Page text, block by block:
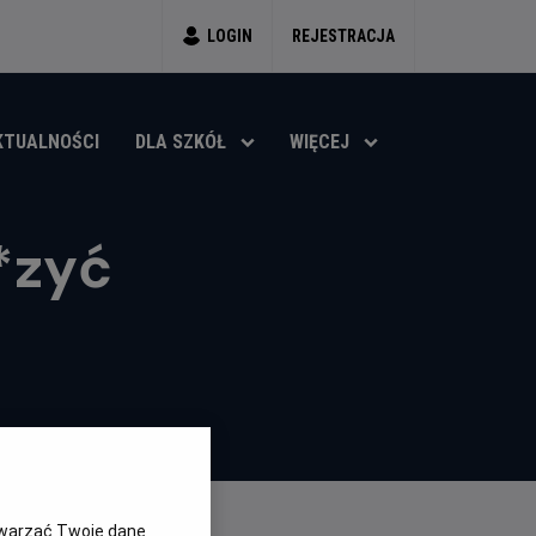
LOGIN REJESTRACJA
DLA SZKÓŁ WIĘCEJ
Twoje dane